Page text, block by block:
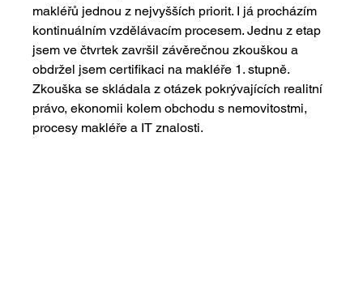
makléřů jednou z nejvyšších priorit. I já procházím
kontinuálním vzdělávacím procesem. Jednu z etap
jsem ve čtvrtek završil závěrečnou zkouškou a
obdržel jsem certifikaci na makléře 1. stupně.
Zkouška se skládala z otázek pokrývajících realitní
právo, ekonomii kolem obchodu s nemovitostmi,
procesy makléře a IT znalosti.